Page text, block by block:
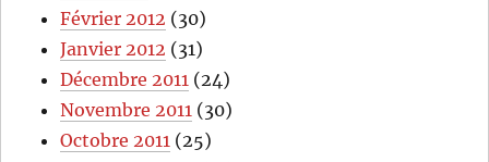
Février 2012 (30)
Janvier 2012 (31)
Décembre 2011 (24)
Novembre 2011 (30)
Octobre 2011 (25)